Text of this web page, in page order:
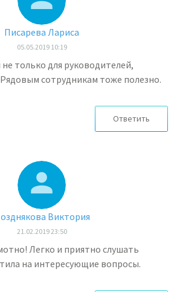
Писарева Лариса
05.05.2019 10:19
только для руководителей,
сотрудникам тоже полезно.
Ответить
Виктория
21.02.2019 23:50
Легко и приятно слушать
на интересующие вопросы.